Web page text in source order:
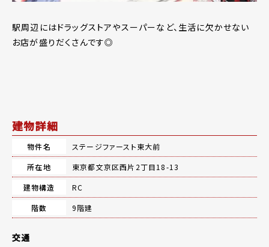
駅周辺にはドラッグストアやスーパーなど、生活に欠かせない
お店が盛りだくさんです◎
建物詳細
物件名
ステージファースト東大前
所在地
東京都文京区西片2丁目18-13
建物構造
RC
階数
9階建
交通